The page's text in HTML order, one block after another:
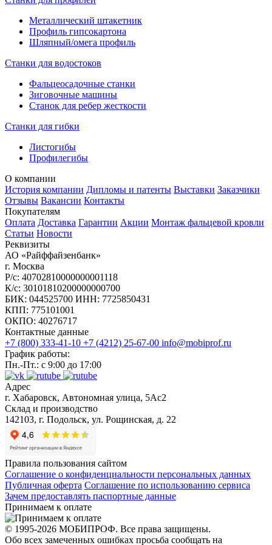
Купить подходящий по параметрам разматыватель рулонного
металла у нас легко и просто. Все представленные в каталоге
образцы есть в наличии, цена на них строго фиксированная.
заказчиков, постоянных клиентов, приобретать изделия у нас
особо выгодно – предоставляется дополнительная скидка.
Обращайтесь к профессионалам. Высокое качество продукции
и доступная цена гарантируется!
Металлический штакетник
Профиль гипсокартона
Шляпный/омега профиль
Станки для водостоков
Фальцеосадочные станки
Зиговочные машины
Станок для ребер жесткости
Станки для гибки
Листогибы
Профилегибы
О компании
История компании Дипломы и патенты Выставки Заказчики
Отзывы Вакансии Контакты
Покупателям
Оплата Доставка Гарантии Акции Монтаж фальцевой кровли
Статьи Новости
Реквизиты
АО «Райффайзенбанк»
г. Москва
Р/с: 40702810000000001118
К/с: 30101810200000000700
БИК: 044525700 ИНН: 7725850431
КПП: 775101001
ОКПО: 40276717
Контактные данные
+7 (800) 333-41-10 +7 (4212) 25-67-00 info@mobiprof.ru
График работы:
Пн.-Пт.: с 9:00 до 17:00
Адрес
г. Хабаровск, Автономная улица, 5Ас2
Склад и производство
142103, г. Подольск, ул. Рощинская, д. 22
Правила пользования сайтом
Соглашение о конфиденциальности персональных данных
Публичная оферта Соглашение по использованию сервиса
Зачем предоставлять паспортные данные
Принимаем к оплате
© 1995-2026 МОБИПРОФ. Все права защищены.
Обо всех замеченных ошибках просьба сообщать на